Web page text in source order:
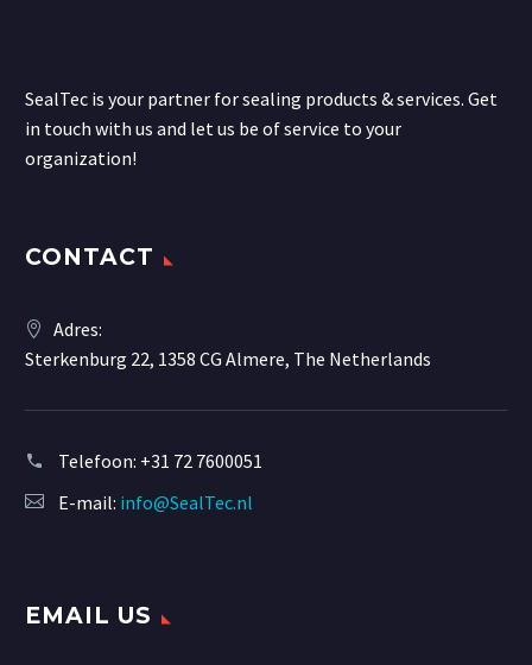
SealTec is your partner for sealing products & services. Get
in touch with us and let us be of service to your
organization!
CONTACT
Adres:
Sterkenburg 22, 1358 CG Almere, The Netherlands
Telefoon: +31 72 7600051
E-mail: info@SealTec.nl
EMAIL US